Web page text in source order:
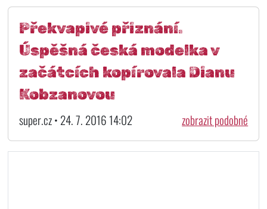
Překvapivé přiznání.
Úspěšná česká modelka v
začátcích kopírovala Dianu
Kobzanovou
super.cz • 24. 7. 2016 14:02 zobrazit podobné